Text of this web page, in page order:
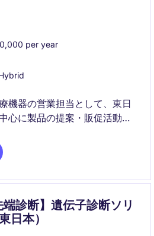
per year
機器の営業担当として、東日
心に製品の提案・販促活動を
、製品価値の最大化に貢献す
端診断】遺伝子診断ソリ
日本）